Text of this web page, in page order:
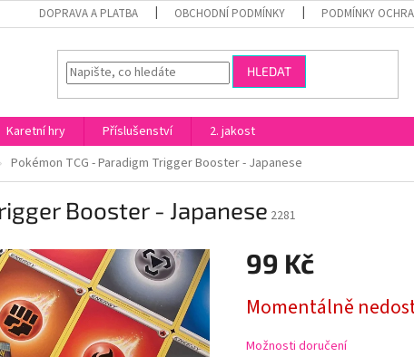
DOPRAVA A PLATBA OBCHODNÍ PODMÍNKY PODMÍNKY
HLEDAT
Karetní hry Příslušenství
2. jakost
Pokémon TCG - Paradigm Trigger Booster - Japanese
Booster - Japanese 2281
99 Kč
cena:
Momentálně
Možnosti doručení